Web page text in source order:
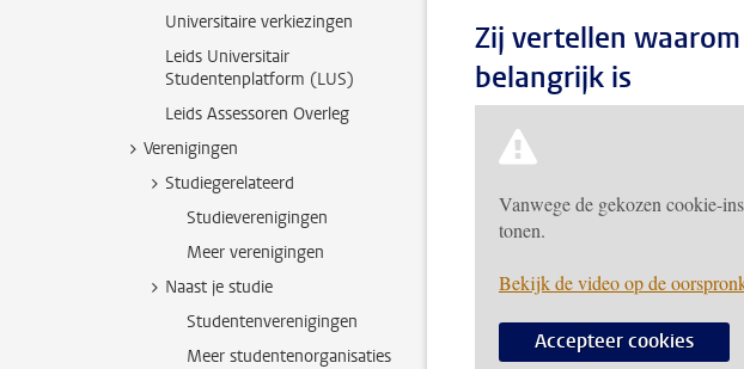
Universitaire verkiezingen
Leids Universitair
Studentenplatform (LUS)
Leids Assessoren Overleg
Verenigingen
Studiegerelateerd
Studieverenigingen
Meer verenigingen
Naast je studie
Studentenverenigingen
Meer studentenorganisaties
Zij vertellen
belangrijk is
Vanwege de gekozen cookie-
tonen.
Bekijk de video op de
Accepteer cookies